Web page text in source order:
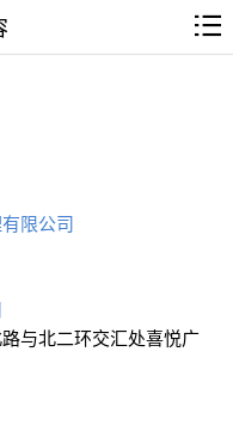
限公司
与北二环交汇处喜悦广